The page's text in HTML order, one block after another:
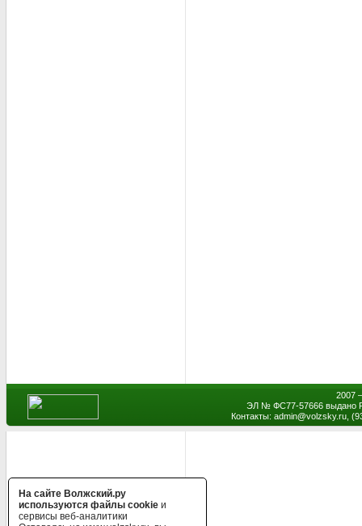
2007
ЭЛ № ФС77-57666 выдано
Контакты: admin@volzsky.ru,
На сайте Волжский.ру
используются файлы cookie и
сервисы веб-аналитики